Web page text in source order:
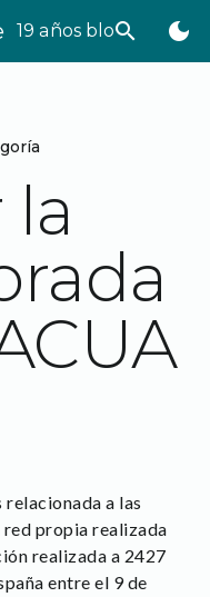
19 años bloggeando
search dark_mode
relacionada a las
propia realizada
realizada a 2427
entre el 9 de